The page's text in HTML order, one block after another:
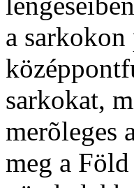
a
sarkokat,
merõleges
meg a